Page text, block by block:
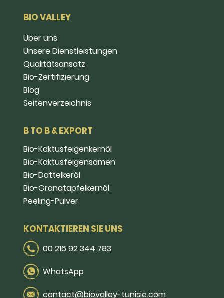
BIO VALLEY
Über uns
Unsere Dienstleistungen
Qualitätsansatz
Bio-Zertifizierung
Blog
Seitenverzeichnis
B TO B & EXPORT
Bio-Kaktusfeigenkernöl
Bio-Kaktusfeigensamen
Bio-Dattelkeröl
Bio-Granatapfelkernöl
Peeling-Pulver
KONTAKTIEREN SIE UNS
00 216 92 344 783
WhatsApp
contact@biovalley-tunisie.com